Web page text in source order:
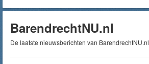
BarendrechtNU.nl
De laatste nieuwsberichten van BarendrechtNU.nl